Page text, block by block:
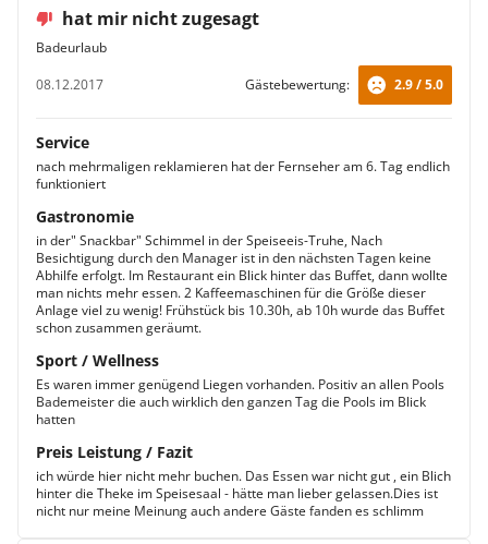
hat mir nicht zugesagt
Badeurlaub
08.12.2017
Gästebewertung: 2.9 / 5.0
Service
nach mehrmaligen reklamieren hat der Fernseher am 6. Tag endlich
funktioniert
Gastronomie
in der" Snackbar" Schimmel in der Speiseeis-Truhe, Nach
Besichtigung durch den Manager ist in den nächsten Tagen keine
Abhilfe erfolgt. Im Restaurant ein Blick hinter das Buffet, dann wollte
man nichts mehr essen. 2 Kaffeemaschinen für die Größe dieser
Anlage viel zu wenig! Frühstück bis 10.30h, ab 10h wurde das Buffet
schon zusammen geräumt.
Sport / Wellness
Es waren immer genügend Liegen vorhanden. Positiv an allen Pools
Bademeister die auch wirklich den ganzen Tag die Pools im Blick
hatten
Preis Leistung / Fazit
ich würde hier nicht mehr buchen. Das Essen war nicht gut , ein Blich
hinter die Theke im Speisesaal - hätte man lieber gelassen.Dies ist
nicht nur meine Meinung auch andere Gäste fanden es schlimm